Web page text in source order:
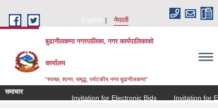
English
नेपाली
बुढानीलकण्ठ नगरपालिका, नगर कार्यपालिकाको
कार्यालय
“स्वच्छ, शान्त, समृद्ध, पर्यटकीय नगर बुढानीलकण्ठ”
समाचार
Invitation for Electronic Bids
Invitation for